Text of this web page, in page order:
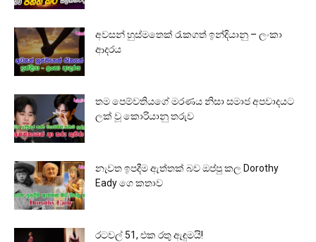
අවසන් හුස්මතෙක් රැකගත් ඉන්දියානු – ලංකා
ආදරය
තම පෙම්වතියගේ මරණය නිසා සමාජ අපවාදයට
ලක් වූ කොරියානු තරුව
නැවත ඉපදීම ඇත්තක් බව ඔප්පු කල Dorothy
Eady ගෙ කතාව
රටවල් 51, එක රතු ඇඳුමයි!